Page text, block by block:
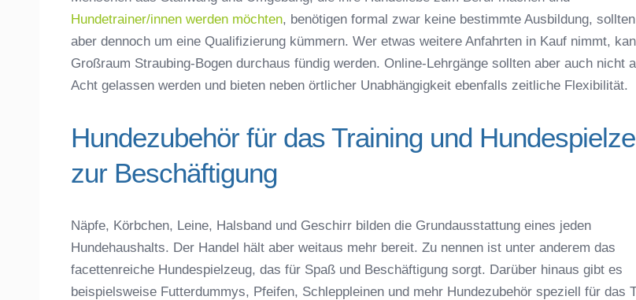
Absenden
Hundetrainer/innen werden möchten, benötigen formal zwar keine bestimmte Ausbildung,
aber dennoch um eine Qualifizierung kümmern. Wer etwas weitere Anfahrten in Kauf nimmt,
Großraum Straubing-Bogen durchaus fündig werden. Online-Lehrgänge sollten aber auch nicht
Acht gelassen werden und bieten neben örtlicher Unabhängigkeit ebenfalls zeitliche Flexibilität.
Hundezubehör für das Training und
zur Beschäftigung
Näpfe, Körbchen, Leine, Halsband und Geschirr bilden die Grundausstattung eines jeden
Hundehaushalts. Der Handel hält aber weitaus mehr bereit. Zu nennen ist unter anderem das
facettenreiche Hundespielzeug, das für Spaß und Beschäftigung sorgt. Darüber hinaus gibt es
beispielsweise Futterdummys, Pfeifen, Schleppleinen und mehr Hundezubehör speziell für das